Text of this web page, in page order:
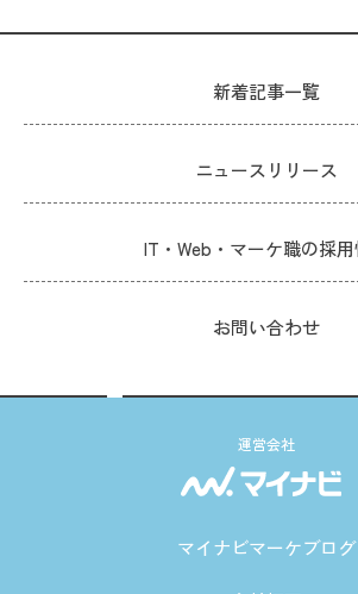
新着記事一覧
ニュースリリース
IT・Web・マーケ職の採
お問い合わせ
運営会社
マイナビマーケブログ